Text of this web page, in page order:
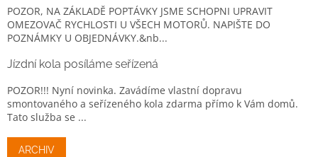
POZOR, NA ZÁKLADĚ POPTÁVKY JSME SCHOPNI UPRAVIT
OMEZOVAČ RYCHLOSTI U VŠECH MOTORŮ. NAPIŠTE DO
POZNÁMKY U OBJEDNÁVKY.&nb...
Jízdní kola posíláme seřízená
POZOR!!! Nyní novinka. Zavádíme vlastní dopravu
smontovaného a seřízeného kola zdarma přímo k Vám domů.
Tato služba se ...
ARCHIV